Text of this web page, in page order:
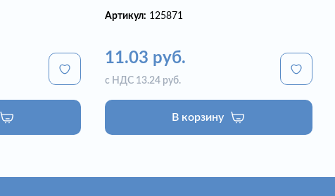
Артикул: 125871
11.03 руб.
с НДС 13.24 руб.
В корзину